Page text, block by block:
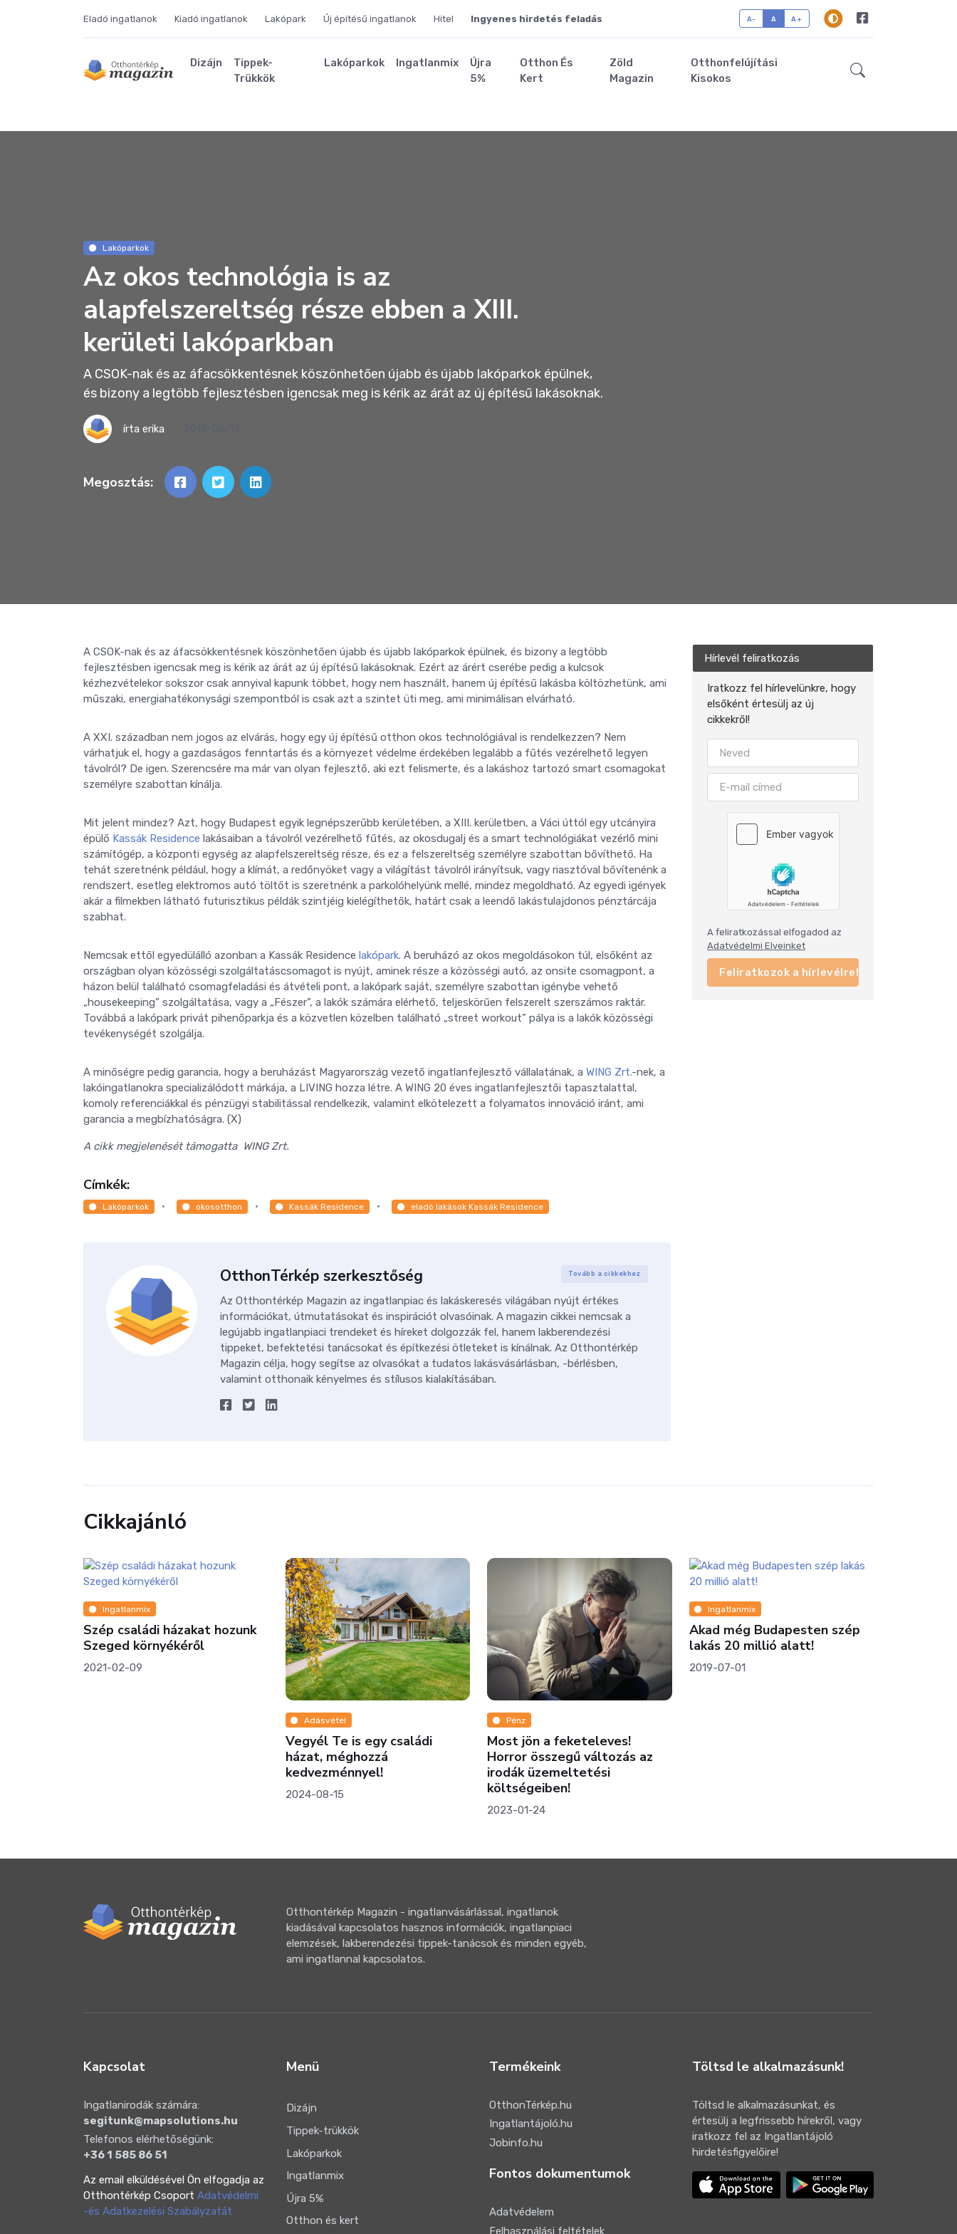
Eladó ingatlanok Kiadó ingatlanok Lakópark Új építésű ingatlanok Hitel Ingyenes hirdetés feladás A- A A+
Dizájn
Tippek-
Trükkök
Lakóparkok Ingatlanmix
Újra
5%
Otthon És
Kert
Zöld
Magazin
Otthonfelújítási
Kisokos
Lakóparkok
Az okos technológia is az
alapfelszereltség része ebben a XIII.
kerületi lakóparkban
A CSOK-nak és az áfacsökkentésnek köszönhetően újabb és újabb lakóparkok épülnek,
és bizony a legtöbb fejlesztésben igencsak meg is kérik az árát az új építésű lakásoknak.
írta erika
Megosztás:
A CSOK-nak és az áfacsökkentésnek köszönhetően újabb és újabb lakóparkok épülnek, és bizony a legtöbb
fejlesztésben igencsak meg is kérik az árát az új építésű lakásoknak. Ezért az árért cserébe pedig a kulcsok
kézhezvételekor sokszor csak annyival kapunk többet, hogy nem használt, hanem új építésű lakásba költözhetünk, ami
műszaki, energiahatékonysági szempontból is csak azt a szintet üti meg, ami minimálisan elvárható.
A XXI. században nem jogos az elvárás, hogy egy új építésű otthon okos technológiával is rendelkezzen? Nem
várhatjuk el, hogy a gazdaságos fenntartás és a környezet védelme érdekében legalább a fűtés vezérelhető legyen
távolról? De igen. Szerencsére ma már van olyan fejlesztő, aki ezt felismerte, és a lakáshoz tartozó smart csomagokat
személyre szabottan kínálja.
Mit jelent mindez? Azt, hogy Budapest egyik legnépszerűbb kerületében, a XIII. kerületben, a Váci úttól egy utcányira
épülő Kassák Residence lakásaiban a távolról vezérelhető fűtés, az okosdugalj és a smart technológiákat vezérlő mini
számítógép, a központi egység az alapfelszereltség része, és ez a felszereltség személyre szabottan bővíthető. Ha
tehát szeretnénk például, hogy a klímát, a redőnyöket vagy a világítást távolról irányítsuk, vagy riasztóval bővítenénk a
rendszert, esetleg elektromos autó töltőt is szeretnénk a parkolóhelyünk mellé, mindez megoldható. Az egyedi igények
akár a filmekben látható futurisztikus példák szintjéig kielégíthetők, határt csak a leendő lakástulajdonos pénztárcája
szabhat.
Nemcsak ettől egyedülálló azonban a Kassák Residence lakópark. A beruházó az okos megoldásokon túl, elsőként az
országban olyan közösségi szolgáltatáscsomagot is nyújt, aminek része a közösségi autó, az onsite csomagpont, a
házon belül található csomagfeladási és átvételi pont, a lakópark saját, személyre szabottan igénybe vehető
„housekeeping” szolgáltatása, vagy a „Fészer”, a lakók számára elérhető, teljeskörűen felszerelt szerszámos raktár.
Továbbá a lakópark privát pihenőparkja és a közvetlen közelben található „street workout” pálya is a lakók közösségi
tevékenységét szolgálja.
A minőségre pedig garancia, hogy a beruházást Magyarország vezető ingatlanfejlesztő vállalatának, a WING Zrt.-nek, a
lakóingatlanokra specializálódott márkája, a LIVING hozza létre. A WING 20 éves ingatlanfejlesztői tapasztalattal,
komoly referenciákkal és pénzügyi stabilitással rendelkezik, valamint elkötelezett a folyamatos innováció iránt, ami
garancia a megbízhatóságra. (X)
A cikk megjelenését támogatta WING Zrt.
Címkék:
Lakóparkok okosotthon Kassák Residence eladó lakások Kassák Residence
OtthonTérkép szerkesztőség Tovább a cikkekhez
Az Otthontérkép Magazin az ingatlanpiac és lakáskeresés világában nyújt értékes
információkat, útmutatásokat és inspirációt olvasóinak. A magazin cikkei nemcsak a
legújabb ingatlanpiaci trendeket és híreket dolgozzák fel, hanem lakberendezési
tippeket, befektetési tanácsokat és építkezési ötleteket is kínálnak. Az Otthontérkép
Magazin célja, hogy segítse az olvasókat a tudatos lakásvásárlásban, -bérlésben,
valamint otthonaik kényelmes és stílusos kialakításában.
Hírlevél feliratkozás
Iratkozz fel hírlevelünkre, hogy
elsőként értesülj az új
cikkekről!
A feliratkozással elfogadod az
Adatvédelmi Elveinket
Feliratkozok a hírlevélre!
Cikkajánló
Ingatlanmix
Szép családi házakat hozunk
Szeged környékéről
2021-02-09
Adásvétel
Vegyél Te is egy családi
házat, méghozzá
kedvezménnyel!
2024-08-15
Pénz
Most jön a feketeleves!
Horror összegű változás az
irodák üzemeltetési
költségeiben!
2023-01-24
Ingatlanmix
Akad még Budapesten szép
lakás 20 millió alatt!
2019-07-01
Otthontérkép Magazin - ingatlanvásárlással, ingatlanok
kiadásával kapcsolatos hasznos információk, ingatlanpiaci
elemzések, lakberendezési tippek-tanácsok és minden egyéb,
ami ingatlannal kapcsolatos.
Kapcsolat
Ingatlanirodák számára:
segitunk@mapsolutions.hu
Telefonos elérhetőségünk:
+36 1 585 86 51
Az email elküldésével Ön elfogadja az
Otthontérkép Csoport Adatvédelmi
-és Adatkezelési Szabályzatát
Menü
Dizájn
Tippek-trükkök
Lakóparkok
Ingatlanmix
Újra 5%
Otthon és kert
Termékeink
OtthonTérkép.hu
Ingatlantájoló.hu
Jobinfo.hu
Fontos dokumentumok
Adatvédelem
Felhasználási feltételek
Töltsd le alkalmazásunk!
Töltsd le alkalmazásunkat, és
értesülj a legfrissebb hírekről, vagy
iratkozz fel az Ingatlantájoló
hirdetésfigyelőire!